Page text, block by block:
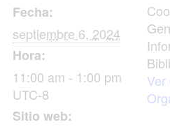
Fecha:
septiembre 6, 2024
Hora:
11:00 am - 1:00 pm
UTC-8
Sitio web: